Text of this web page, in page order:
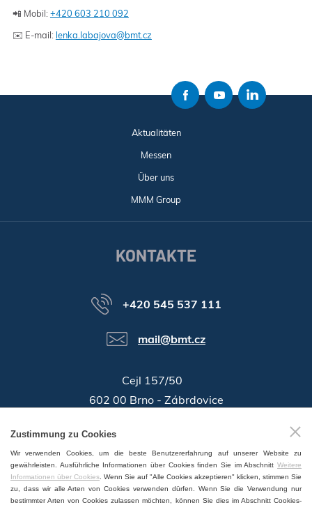
📲 Mobil: +420 603 210 092
✉️ E-mail: lenka.labajova@bmt.cz
Aktualitäten
Messen
Über uns
MMM Group
KONTAKTE
+420 545 537 111
mail@bmt.cz
Cejl 157/50
602 00 Brno - Zábrdovice
Identifikationsnummer:
GPS: 49°11'55.196"N, 16°37'19.559"E
Zustimmung zu Cookies
Wir verwenden Cookies, um die beste Benutzererfahrung auf unserer Website zu
gewährleisten. Ausführliche Informationen über Cookies finden Sie im Abschnitt Weitere
Informationen über Cookies . Wenn Sie auf "Alle Cookies akzeptieren" klicken, stimmen Sie
zu, dass wir alle Arten von Cookies verwenden dürfen. Wenn Sie die Verwendung nur
bestimmter Arten von Cookies zulassen möchten, können Sie dies im Abschnitt Cookies-